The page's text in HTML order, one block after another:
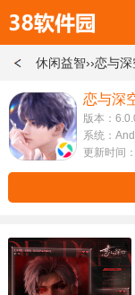
休闲益智››恋与
恋与深
版本：
系统：
更新时间